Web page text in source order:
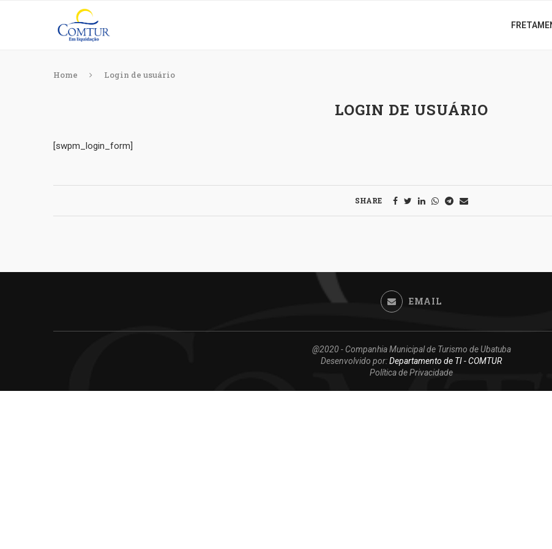
Home Login de usuário
LOGIN DE USUÁRIO
[swpm_login_form]
SHARE
EMAIL
@2020 - Companhia Municipal de Turismo de Ubatuba
Desenvolvido por:Departamento de TI - COMTUR
Política de Privacidade